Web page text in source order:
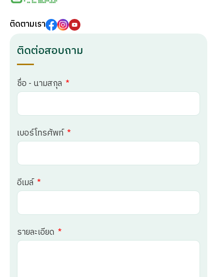
ติดตามเรา
ติดต่อสอบถาม
ชื่อ - นามสกุล
เบอร์โทรศัพท์
อีเมล์
รายละเอียด